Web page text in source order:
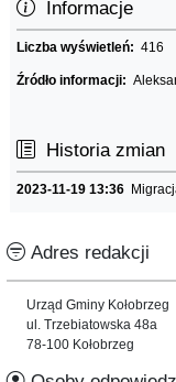
Informacje
Liczba wyświetleń: 416
Źródło informacji:
Historia zmian
2023-11-19 13:36
Adres redakcji
Urząd Gminy Kołobrzeg
ul. Trzebiatowska 48a
78-100 Kołobrzeg